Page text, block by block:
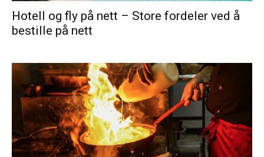
Hotell og fly på nett – Store fordeler ved å
bestille på nett